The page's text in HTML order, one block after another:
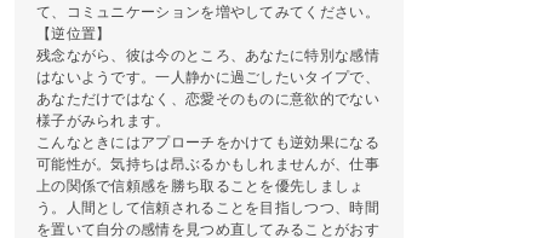
て、コミュニケーションを増やしてみてください。
【逆位置】
残念ながら、彼は今のところ、あなたに特別な感情
はないようです。一人静かに過ごしたいタイプで、
あなただけではなく、恋愛そのものに意欲的でない
様子がみられます。
こんなときにはアプローチをかけても逆効果になる
可能性が。気持ちは昂ぶるかもしれませんが、仕事
上の関係で信頼感を勝ち取ることを優先しましょ
う。人間として信頼されることを目指しつつ、時間
を置いて自分の感情を見つめ直してみることがおす